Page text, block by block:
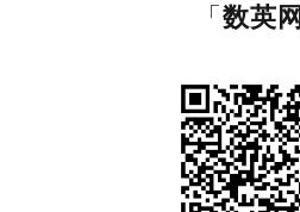
「数英网